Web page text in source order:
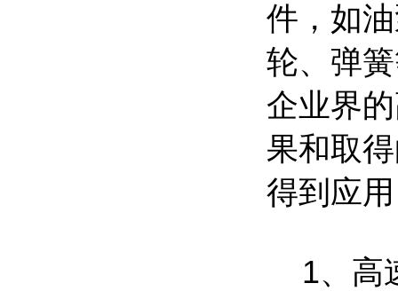
件，如
轮、弹
企业界
果和取
得到应
1、高